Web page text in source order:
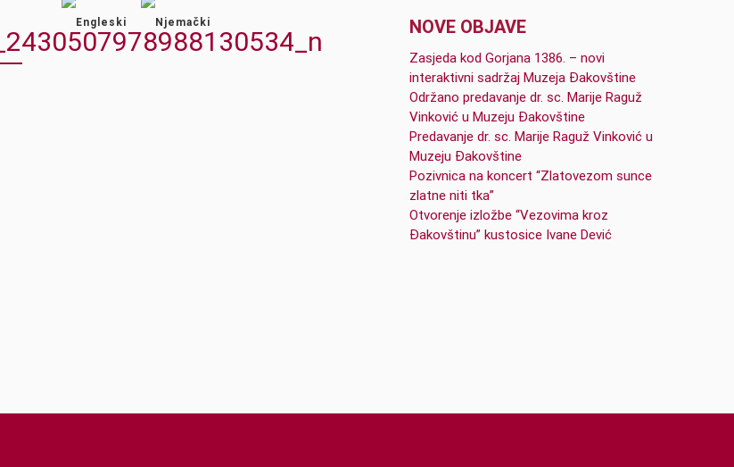
NOVE OBJAVE
Zasjeda kod Gorjana 1386. – novi
interaktivni sadržaj Muzeja Đakovštine
Održano predavanje dr. sc. Marije Raguž
Vinković u Muzeju Đakovštine
Predavanje dr. sc. Marije Raguž Vinković u
Muzeju Đakovštine
Pozivnica na koncert “Zlatovezom sunce
zlatne niti tka”
Otvorenje izložbe “Vezovima kroz
Đakovštinu” kustosice Ivane Dević